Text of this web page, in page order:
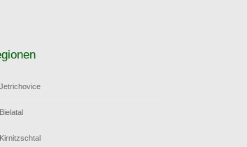
Jetrichovice
Bielatal
Kirnitzschtal